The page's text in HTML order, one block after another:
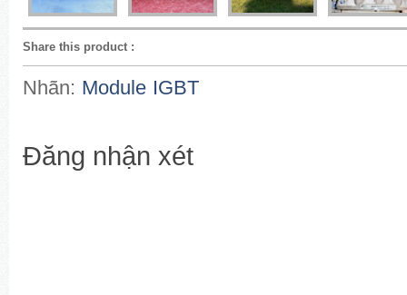
Share this product :
Nhãn: Module IGBT
Đăng nhận xét